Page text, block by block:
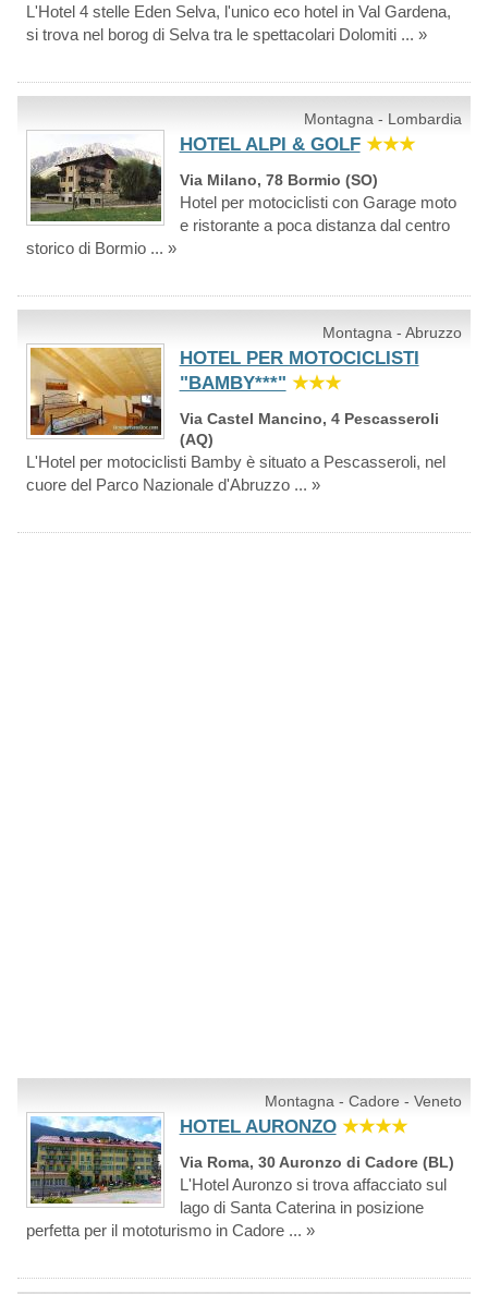
L'Hotel 4 stelle Eden Selva, l'unico eco hotel in Val Gardena,
si trova nel borog di Selva tra le spettacolari Dolomiti ... »
Montagna - Lombardia
HOTEL ALPI & GOLF ★★★
Via Milano, 78 Bormio (SO)
Hotel per motociclisti con Garage moto
e ristorante a poca distanza dal centro
storico di Bormio ... »
Montagna - Abruzzo
HOTEL PER MOTOCICLISTI
"BAMBY***" ★★★
Via Castel Mancino, 4 Pescasseroli
(AQ)
L'Hotel per motociclisti Bamby è situato a Pescasseroli, nel
cuore del Parco Nazionale d'Abruzzo ... »
Montagna - Cadore - Veneto
HOTEL AURONZO ★★★★
Via Roma, 30 Auronzo di Cadore (BL)
L'Hotel Auronzo si trova affacciato sul
lago di Santa Caterina in posizione
perfetta per il mototurismo in Cadore ... »